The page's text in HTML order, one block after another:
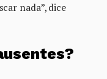
nada”, dice